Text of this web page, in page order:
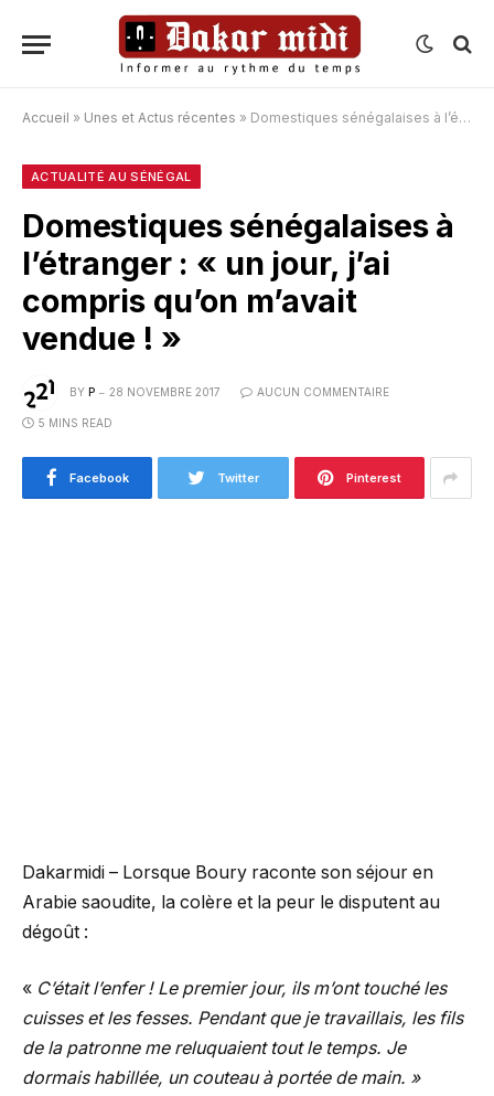
Accueil » Unes et Actus récentes » Domestiques sénégalaises à l’étranger : « un jour, j’ai compris qu’on m’avait vendue ! »
ACTUALITÉ AU SÉNÉGAL
Domestiques sénégalaises à
l’étranger : « un jour, j’ai
compris qu’on m’avait
vendue ! »
BY P 28 NOVEMBRE 2017 AUCUN COMMENTAIRE
5 MINS READ
Facebook Twitter Pinterest
Dakarmidi – Lorsque Boury raconte son séjour en
Arabie saoudite, la colère et la peur le disputent au
dégoût :
« C’était l’enfer ! Le premier jour, ils m’ont touché les
cuisses et les fesses. Pendant que je travaillais, les fils
de la patronne me reluquaient tout le temps. Je
dormais habillée, un couteau à portée de main. »